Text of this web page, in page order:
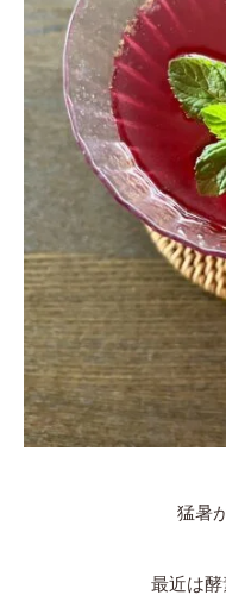
猛暑
最近は酵